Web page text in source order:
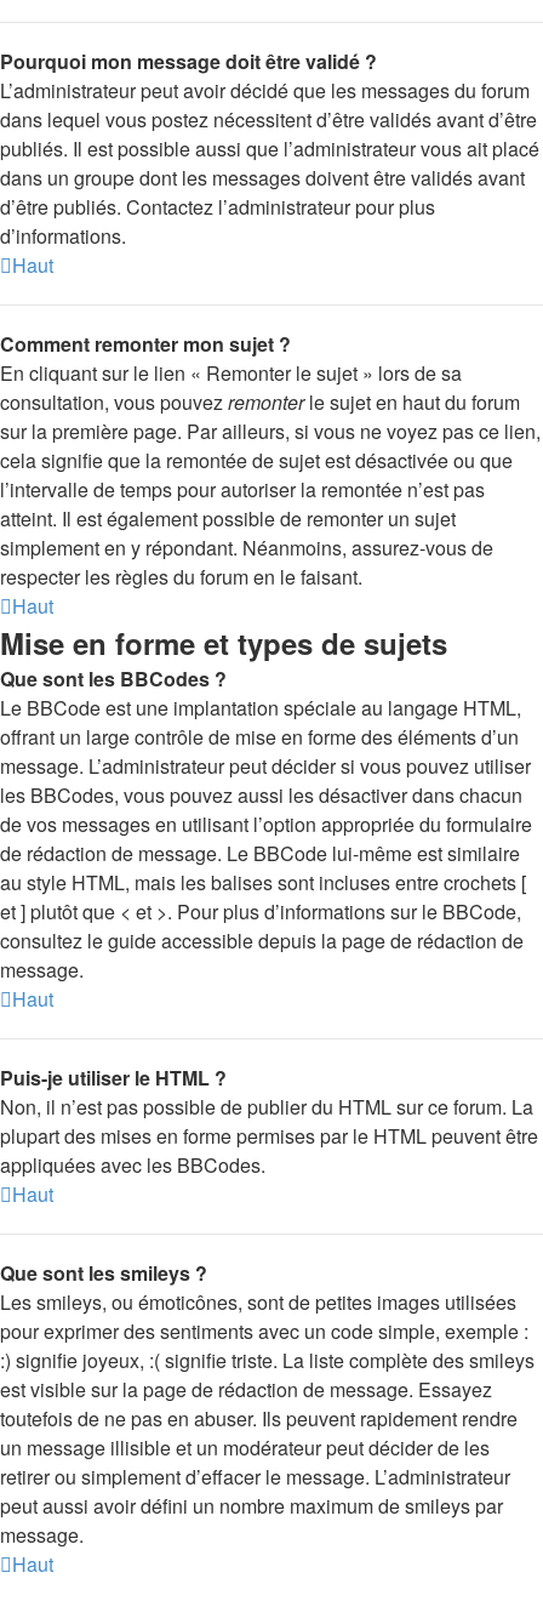
Pourquoi mon message doit être validé ?
L’administrateur peut avoir décidé que les messages du forum
dans lequel vous postez nécessitent d’être validés avant d’être
publiés. Il est possible aussi que l’administrateur vous ait placé
dans un groupe dont les messages doivent être validés avant
d’être publiés. Contactez l’administrateur pour plus
d’informations.
Haut
Comment remonter mon sujet ?
En cliquant sur le lien « Remonter le sujet » lors de sa
consultation, vous pouvezremonterle sujet en haut du forum
sur la première page. Par ailleurs, si vous ne voyez pas ce lien,
cela signifie que la remontée de sujet est désactivée ou que
l’intervalle de temps pour autoriser la remontée n’est pas
atteint. Il est également possible de remonter un sujet
simplement en y répondant. Néanmoins, assurez-vous de
respecter les règles du forum en le faisant.
Haut
Mise en forme et types de sujets
Que sont les BBCodes ?
Le BBCode est une implantation spéciale au langage HTML,
offrant un large contrôle de mise en forme des éléments d’un
message. L’administrateur peut décider si vous pouvez utiliser
les BBCodes, vous pouvez aussi les désactiver dans chacun
de vos messages en utilisant l’option appropriée du formulaire
de rédaction de message. Le BBCode lui-même est similaire
au style HTML, mais les balises sont incluses entre crochets [
et ] plutôt que < et >. Pour plus d’informations sur le BBCode,
consultez le guide accessible depuis la page de rédaction de
message.
Haut
Puis-je utiliser le HTML ?
Non, il n’est pas possible de publier du HTML sur ce forum. La
plupart des mises en forme permises par le HTML peuvent être
appliquées avec les BBCodes.
Haut
Que sont les smileys ?
Les smileys, ou émoticônes, sont de petites images utilisées
pour exprimer des sentiments avec un code simple, exemple :
:) signifie joyeux, :( signifie triste. La liste complète des smileys
est visible sur la page de rédaction de message. Essayez
toutefois de ne pas en abuser. Ils peuvent rapidement rendre
un message illisible et un modérateur peut décider de les
retirer ou simplement d’effacer le message. L’administrateur
peut aussi avoir défini un nombre maximum de smileys par
message.
Haut